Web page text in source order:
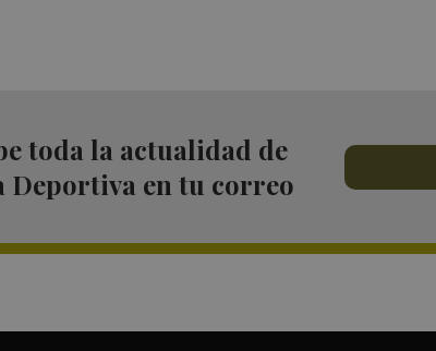
toda la actualidad de
Deportiva en tu correo